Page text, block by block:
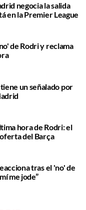
negocia la salida
en la Premier League
de Rodri y reclama
un señalado por
hora de Rodri: el
del Barça
tras el 'no' de
me jode”